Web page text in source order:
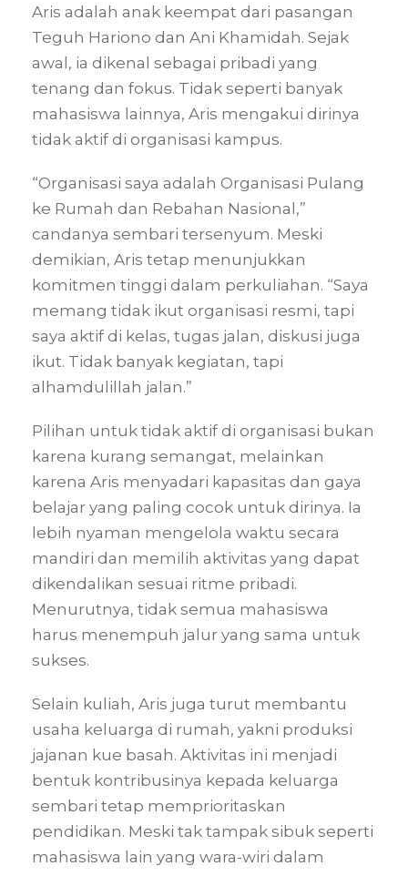
Aris adalah anak keempat dari pasangan
Teguh Hariono dan Ani Khamidah. Sejak
awal, ia dikenal sebagai pribadi yang
tenang dan fokus. Tidak seperti banyak
mahasiswa lainnya, Aris mengakui dirinya
tidak aktif di organisasi kampus.
“Organisasi saya adalah Organisasi Pulang
ke Rumah dan Rebahan Nasional,”
candanya sembari tersenyum. Meski
demikian, Aris tetap menunjukkan
komitmen tinggi dalam perkuliahan. “Saya
memang tidak ikut organisasi resmi, tapi
saya aktif di kelas, tugas jalan, diskusi juga
ikut. Tidak banyak kegiatan, tapi
alhamdulillah jalan.”
Pilihan untuk tidak aktif di organisasi bukan
karena kurang semangat, melainkan
karena Aris menyadari kapasitas dan gaya
belajar yang paling cocok untuk dirinya. Ia
lebih nyaman mengelola waktu secara
mandiri dan memilih aktivitas yang dapat
dikendalikan sesuai ritme pribadi.
Menurutnya, tidak semua mahasiswa
harus menempuh jalur yang sama untuk
sukses.
Selain kuliah, Aris juga turut membantu
usaha keluarga di rumah, yakni produksi
jajanan kue basah. Aktivitas ini menjadi
bentuk kontribusinya kepada keluarga
sembari tetap memprioritaskan
pendidikan. Meski tak tampak sibuk seperti
mahasiswa lain yang wara-wiri dalam